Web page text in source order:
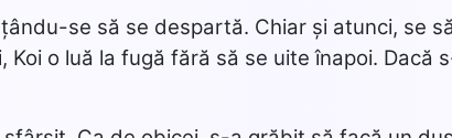
se să se despartă. Chiar și atunci, se
Koi o luă la fugă fără să se uite înapoi.